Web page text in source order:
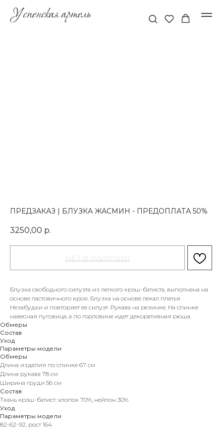
ПРЕДЗАКАЗ | БЛУЗКА ЖАСМИН - ПРЕДОПЛАТА 50%
3250,00 р.
Блузка свободного силуэта из легкого крэш-батиста, выполнена на
основе ластовичного кроя. Блузка на основе лекал платья
Незабудки и повторяет ее силуэт. Рукава на резинке. На спинке
навесная пуговица, а по горловине идет декоративная рюша.
Обмеры
Состав
Уход
Параметры модели
Обмеры
Длина изделия по спинке 67 см
Длина рукава 78 см
Ширина груди 56 см
Состав
Ткань крэш-батист: хлопок 70%, нейлон 30%
Уход
Параметры модели
82-62-92, рост 164